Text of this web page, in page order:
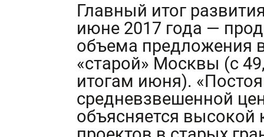
Главный итог
июне 2017 года —
объема предложения
«старой» Москвы (с
итогам июня).
средневзвешенной
объясняется высокой